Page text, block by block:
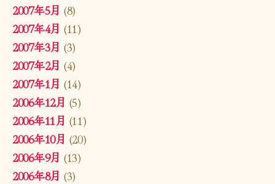
2007年5月 (8)
2007年4月 (11)
2007年3月 (3)
2007年2月 (4)
2007年1月 (14)
2006年12月 (5)
2006年11月 (11)
2006年10月 (20)
2006年9月 (13)
2006年8月 (3)